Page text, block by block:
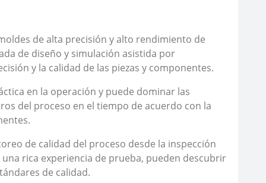
de alta precisión y alto rendimiento de
de diseño y simulación asistida por
y la calidad de las piezas y componentes.
en la operación y puede dominar las
del proceso en el tiempo de acuerdo con la
de calidad del proceso desde la inspección
rica experiencia de prueba, pueden descubrir
de calidad.